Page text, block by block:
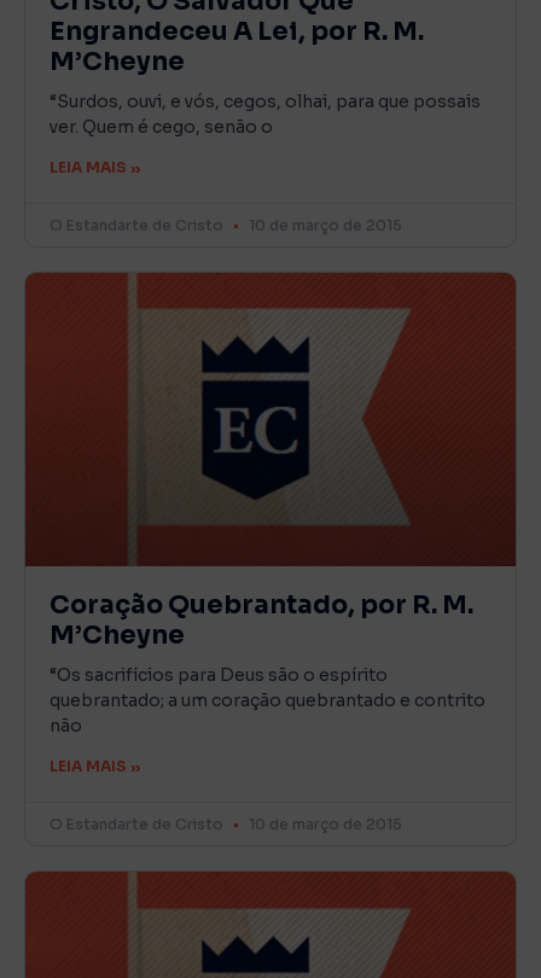
Engrandeceu A Lei, por R. M.
M’Cheyne
“Surdos, ouvi, e vós, cegos, olhai, para que possais
ver. Quem é cego, senão o
LEIA MAIS »
O Estandarte de Cristo 10 de março de 2015
Coração Quebrantado, por R. M.
M’Cheyne
“Os sacrifícios para Deus são o espírito
quebrantado; a um coração quebrantado e contrito
não
LEIA MAIS »
O Estandarte de Cristo 10 de março de 2015